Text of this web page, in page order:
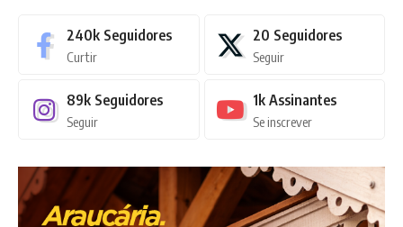
240k Seguidores
Curtir
20 Seguidores
Seguir
89k Seguidores
Seguir
1k Assinantes
Se inscrever